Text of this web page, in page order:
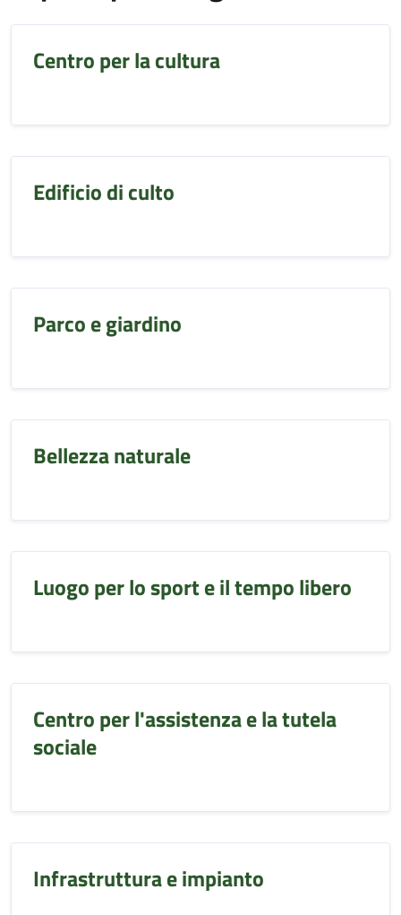
Centro per la cultura
Edificio di culto
Parco e giardino
Bellezza naturale
Luogo per lo sport e il tempo libero
Centro per l'assistenza e la tutela
sociale
Infrastruttura e impianto